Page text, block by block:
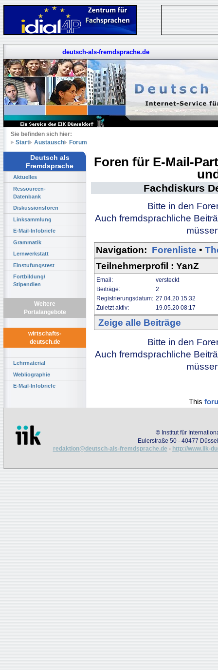
deutsch-als-fremdsprache.de
Sie befinden sich hier:
Start
Austausch Forum
Deutsch als
Fremdsprache
Aktuelles
Ressourcen-
Datenbank
Diskussionsforen
Linksammlung
E-Mail-Infobriefe
Grammatik
Lernwerkstatt
Einstufungstest
Fortbildung/
Stipendien
Weitere
Portalangebote
wirtschafts-
deutsch.de
Lehrmaterial
Webliographie
E-Mail-Infobriefe
Foren für E-Mail-
Fachdiskurs
Bitte in den
Auch fremdsprachliche
Navigation: Forenliste •
Teilnehmerprofil : YanZ
Email:
versteckt
Beiträge:
2
Registrierungsdatum: 27.04.20 15:32
Zuletzt aktiv:
19.05.20 08:17
Zeige alle Beiträge
Bitte in den
Auch fremdsprachliche
This
© Institut für
Eulerstraße 50 - 40477
redaktion@deutsch-als-fremdsprache.de - http://www.iik-